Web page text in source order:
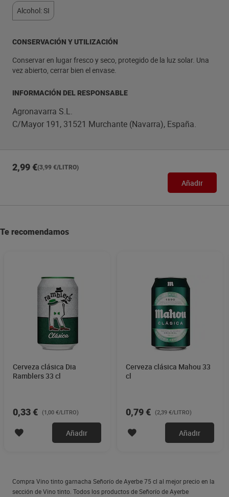
Alcohol: SI
CONSERVACIÓN Y UTILIZACIÓN
Conservar en lugar fresco y seco, protegido de la luz solar. Una
vez abierto, cerrar bien el envase.
INFORMACIÓN DEL RESPONSABLE
Agronavarra S.L.
C/Mayor 191, 31521 Murchante (Navarra), España.
2,99 €(3,99 €/LITRO)
Añadir
Te recomendamos
Cerveza clásica Dia
Ramblers 33 cl
0,33 € (1,00 €/LITRO)
Añadir
Cerveza clásica Mahou 33
cl
0,79 € (2,39 €/LITRO)
Añadir
Compra Vino tinto garnacha Señorío de Ayerbe 75 cl al mejor precio en la
sección de Vino tinto. Todos los productos de Señorío de Ayerbe